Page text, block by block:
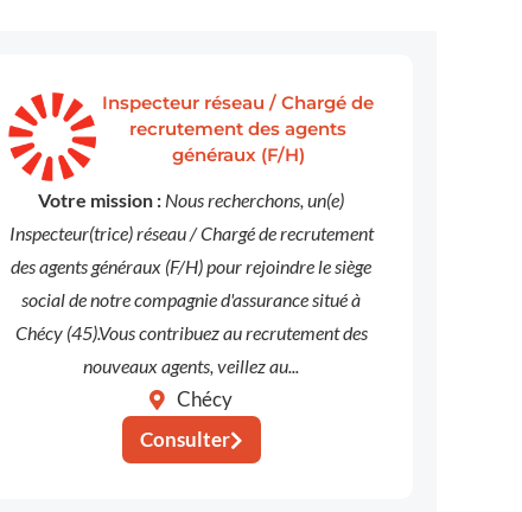
Inspecteur réseau / Chargé de
recrutement des agents
généraux (F/H)
Votre mission : Nous recherchons, un(e)
Inspecteur(trice) réseau / Chargé de recrutement
des agents généraux (F/H) pour rejoindre le siège
social de notre compagnie d'assurance situé à
Chécy (45).Vous contribuez au recrutement des
nouveaux agents, veillez au...
Chécy
Consulter